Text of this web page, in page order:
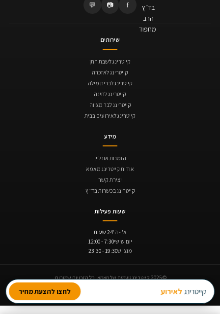
f
📷
💬
שירותים
קייטרינג לשבת חתן
קייטרינג לאזכרה
קייטרינג לברית מילה
קייטרינג לחינה
קייטרינג לבר מצווה
קייטרינג לאירועים בבית
מידע
הזמנות אונליין
אודות קייטרינג מאמא
יצירת קשר
קייטרינג בכשרות בד"ץ
שעות פעילות
א' - ה'24 שעות
יום שישי7:30 - 12:00
מוצ"ש19:30 - 23:30
© 2025 קייטרינג טעמים של מאמא. כל הזכויות שמורות.
מדיניות פרטיות
קייטרינגלאירוע חברה לחצו להצעת מחיר